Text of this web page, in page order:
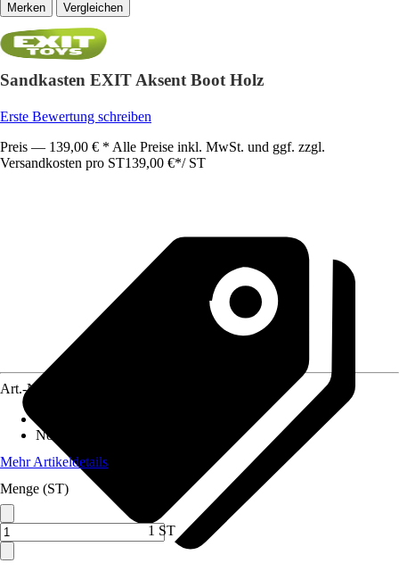
Vergleichen
Sandkasten EXIT Aksent Boot Holz
Erste Bewertung schreiben
Preis — 139,00 € * Alle Preise inkl. MwSt. und ggf. zzgl.
Versandkosten pro ST139,00 €*/ ST
Art.-Nr.
Norm / Prüfzeichen
Mehr Artikeldetails
Menge (ST)
1 ST